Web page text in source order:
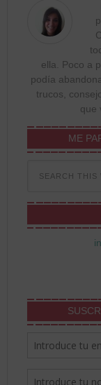
ella. Poco a
podía
trucos,
que
ME